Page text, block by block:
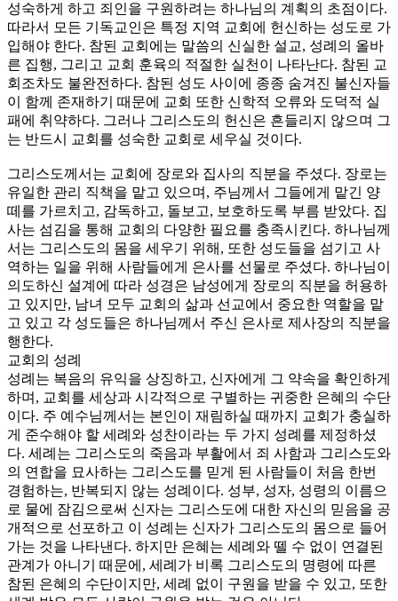
성숙하게 하고 죄인을 구원하려는 하나님의 계획의 초점이다.
따라서 모든 기독교인은 특정 지역 교회에 헌신하는 성도로 가
입해야 한다. 참된 교회에는 말씀의 신실한 설교, 성례의 올바
른 집행, 그리고 교회 훈육의 적절한 실천이 나타난다. 참된 교
회조차도 불완전하다. 참된 성도 사이에 종종 숨겨진 불신자들
이 함께 존재하기 때문에 교회 또한 신학적 오류와 도덕적 실
패에 취약하다. 그러나 그리스도의 헌신은 흔들리지 않으며 그
는 반드시 교회를 성숙한 교회로 세우실 것이다.
그리스도께서는 교회에 장로와 집사의 직분을 주셨다. 장로는
유일한 관리 직책을 맡고 있으며, 주님께서 그들에게 맡긴 양
떼를 가르치고, 감독하고, 돌보고, 보호하도록 부름 받았다. 집
사는 섬김을 통해 교회의 다양한 필요를 충족시킨다. 하나님께
서는 그리스도의 몸을 세우기 위해, 또한 성도들을 섬기고 사
역하는 일을 위해 사람들에게 은사를 선물로 주셨다. 하나님이
의도하신 설계에 따라 성경은 남성에게 장로의 직분을 허용하
고 있지만, 남녀 모두 교회의 삶과 선교에서 중요한 역할을 맡
고 있고 각 성도들은 하나님께서 주신 은사로 제사장의 직분을
행한다.
교회의 성례
성례는 복음의 유익을 상징하고, 신자에게 그 약속을 확인하게
하며, 교회를 세상과 시각적으로 구별하는 귀중한 은혜의 수단
이다. 주 예수님께서는 본인이 재림하실 때까지 교회가 충실하
게 준수해야 할 세례와 성찬이라는 두 가지 성례를 제정하셨
다. 세례는 그리스도의 죽음과 부활에서 죄 사함과 그리스도와
의 연합을 묘사하는 그리스도를 믿게 된 사람들이 처음 한번
경험하는, 반복되지 않는 성례이다. 성부, 성자, 성령의 이름으
로 물에 잠김으로써 신자는 그리스도에 대한 자신의 믿음을 공
개적으로 선포하고 이 성례는 신자가 그리스도의 몸으로 들어
가는 것을 나타낸다. 하지만 은혜는 세례와 뗄 수 없이 연결된
관계가 아니기 때문에, 세례가 비록 그리스도의 명령에 따른
참된 은혜의 수단이지만, 세례 없이 구원을 받을 수 있고, 또한